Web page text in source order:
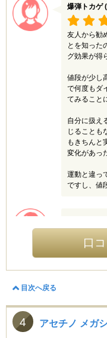
ないです。
できるので
楽にケアが
エステに行
た。１日5
で、気軽に
なっていた
エステに通
やすいのが
ようになっ
脚が太い
然細くなら
験から普通
大変でした
爆弾トカゲ
友人から勧
とを知った
グ効果が得
値段が少し
で何度もダ
てみること
自分に扱え
じることも
もきちんと
変化があっ
運動と違っ
ですし、値
母が使っ
していた母
てもらい使
頑張ってい
口
目次へ戻る
4 アセチノ メガ